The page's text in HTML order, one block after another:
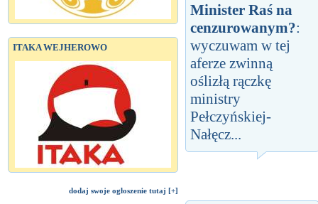
ITAKA WEJHEROWO
dodaj swoje ogłoszenie tutaj [+]
Minister Raś na
cenzurowanym?:
wyczuwam w tej
aferze zwinną
oślizłą rączkę
ministry
Pełczyńskiej-
Nałęcz...